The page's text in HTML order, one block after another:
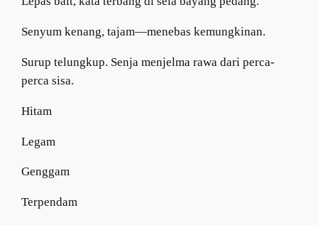
Senyum kenang, tajam—menebas kemungkinan.
Surup telungkup. Senja menjelma rawa dari perca-
perca sisa.
Hitam
Legam
Genggam
Terpendam